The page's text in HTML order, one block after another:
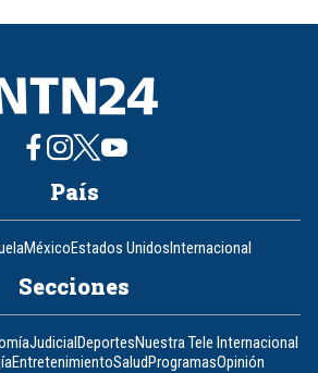
País
MéxicoEstados UnidosInternacional
Secciones
JudicialDeportesNuestra Tele Internacional
EntretenimientoSaludProgramasOpinión